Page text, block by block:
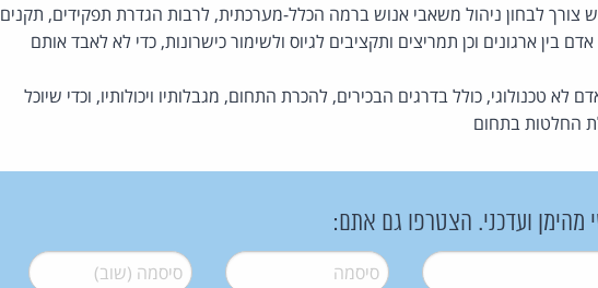
צורך לבחון ניהול משאבי אנוש ברמה הכלל-מערכתית, לרבות הגדרת תפקידים, תקנים
בין ארגונים וכן תמריצים ותקציבים לגיוס ולשימור כישרונות, כדי לא לאבד אותם
לא טכנולוגי, כולל בדרגים הבכירים, להכרת התחום, מגבלותיו ויכולותיו, וכדי שיוכל
החלטות בתחום
מהימן ועדכני. הצטרפו גם אתם:
סיסמה* סיסמה (שוב)*